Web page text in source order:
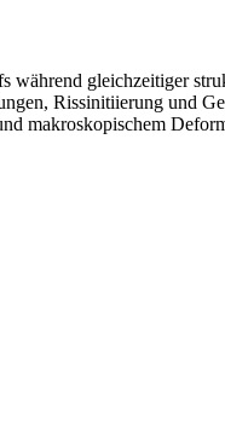
während gleichzeitiger
Rissinitiierung und
makroskopischem